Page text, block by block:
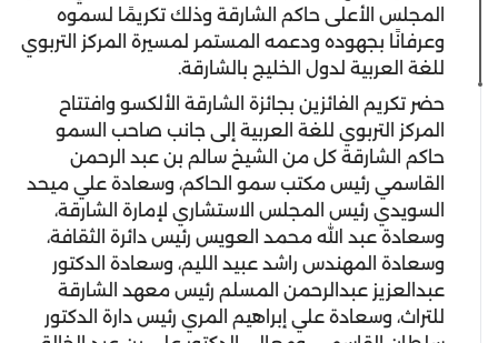
المجلس الأعلى حاكم الشارقة وذلك تكريمًا لسموه
وعرفانًا بجهوده ودعمه المستمر لمسيرة المركز التربوي
للغة العربية لدول الخليج بالشارقة.
حضر تكريم الفائزين بجائزة الشارقة الألكسو وافتتاح
المركز التربوي للغة العربية إلى جانب صاحب السمو
حاكم الشارقة كل من الشيخ سالم بن عبد الرحمن
القاسمي رئيس مكتب سمو الحاكم، وسعادة علي ميحد
السويدي رئيس المجلس الاستشاري لإمارة الشارقة،
وسعادة عبد الله محمد العويس رئيس دائرة الثقافة،
وسعادة المهندس راشد عبيد الليم، وسعادة الدكتور
عبدالعزيز عبدالرحمن المسلم رئيس معهد الشارقة
للتراث، وسعادة علي إبراهيم المري رئيس دارة الدكتور